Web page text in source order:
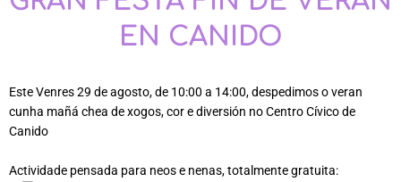
EN CANIDO
Este Venres 29 de agosto, de 10:00 a 14:00, despedimos o veran
cunha mañá chea de xogos, cor e diversión no Centro Cívico de
Canido
Actividade pensada para neos e nenas, totalmente gratuita: